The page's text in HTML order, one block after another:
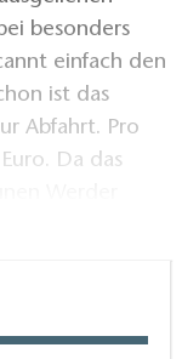
besonders
einfach den
ist das
Abfahrt. Pro
Da das
Werder
das Rad am